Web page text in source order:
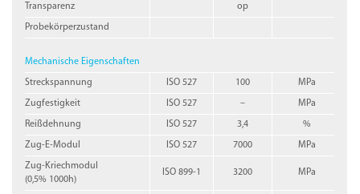
Transparenz op
Probekörperzustand
Mechanische Eigenschaften
Streckspannung ISO 527 100 MPa
Zugfestigkeit ISO 527 – MPa
Reißdehnung ISO 527 3,4 %
Zug-E-Modul ISO 527 7000 MPa
Zug-Kriechmodul
(0,5% 1000h)
ISO 899-1 3200 MPa